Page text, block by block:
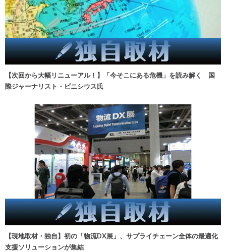
【次回から大幅リニューアル！】「今そこにある危機」を読み解く 国
際ジャーナリスト・ビニシウス氏
【現地取材・独自】初の「物流DX展」、サプライチェーン全体の最適化
支援ソリューションが集結